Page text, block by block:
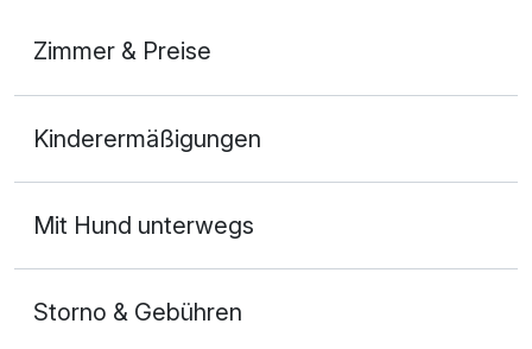
Zimmer & Preise
2 Erwachsene
Kinderermäßigungen
Mit Hund unterwegs
Storno & Gebühren